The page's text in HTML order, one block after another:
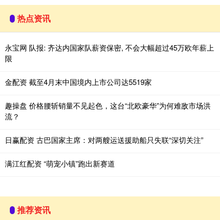
热点资讯
永宝网 队报: 齐达内国家队薪资保密, 不会大幅超过45万欧年薪上
限
金配资 截至4月末中国境内上市公司达5519家
趣操盘 价格腰斩销量不见起色，这台“北欧豪华”为何难敌市场洪
流？
日赢配资 古巴国家主席：对两艘运送援助船只失联“深切关注”
满江红配资 “萌宠小镇”跑出新赛道
推荐资讯